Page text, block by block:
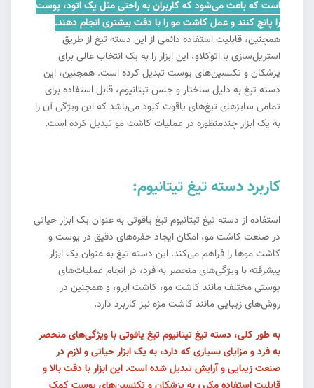
است که باعث می‌شود که کاربران به راحتی مثل یک اتود، پوست
را پانچ کنند و عمل کاشت مو را با دقت بیشتری انجام دهند.
همچنین، قابلیت استفاده دائمی از این دسته تیغ از طریق
استریل‌سازی با اتوکلاو، این ابزار را به یک انتخاب عالی برای
پزشکان و تکنسین‌های پوست تبدیل کرده است. همچنین، این
دسته تیغ به دلیل ساختار و جنس تیتانیوم، قابل استفاده برای
تمامی سایزهای تیغ‌های یاقوت کبود می‌باشد که این ویژگی آن را
به یک ابزار چندمنظوره در عملیات کاشت مو تبدیل کرده است.
کاربرد دسته تیغ تیتانیوم:
استفاده از دسته تیغ تیتانیوم تیغ یاقوتی به عنوان یک ابزار حیاتی
در صنعت کاشت مو، امکان ایجاد حفره‌های دقیق در پوست و
کاشت موها را فراهم می‌کند. این دسته تیغ به عنوان یک ابزار
پیشرفته با ویژگی‌های منحصر به فرد، در انجام عملیات‌های
پوستی مختلف مانند کاشت مو، کاشت ابرو، و همچنین در
روش‌های زیبایی مانند کاشت مژه نیز کاربرد دارد.
به طور کلی، دسته تیغ تیتانیوم تیغ یاقوتی با ویژگی‌های منحصر
به فرد و مزایای بسیاری که دارد، به یک ابزار حیاتی و لازم در
صنعت زیبایی و آرایش تبدیل شده است. این ابزار با دقت بالا و